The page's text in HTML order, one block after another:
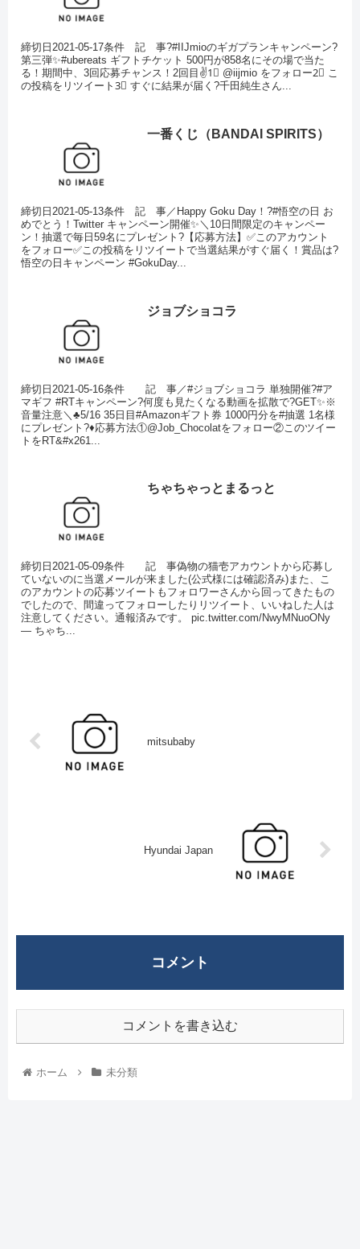
締切日2021-05-17条件 記 事?#IIJmioのギガプランキャンペーン?
第三弾✨#ubereats ギフトチケット 500円が858名にその場で当た
る！期間中、3回応募チャンス！2回目✌1⃣ @iijmio をフォロー2⃣ こ
の投稿をリツイート3⃣ すぐに結果が届く?千田純生さん...
一番くじ（BANDAI SPIRITS）
締切日2021-05-13条件 記 事／Happy Goku Day！?#悟空の日 お
めでとう！Twitter キャンペーン開催✨＼10日間限定のキャンペー
ン！抽選で毎日59名にプレゼント?【応募方法】✅このアカウント
をフォロー✅この投稿をリツイートで当選結果がすぐ届く！賞品は?
悟空の日キャンペーン #GokuDay...
ジョブショコラ
締切日2021-05-16条件 記 事／#ジョブショコラ 単独開催?#ア
マギフ #RTキャンペーン?何度も見たくなる動画を拡散で?GET✨※
音量注意＼♣5/16 35日目#Amazonギフト券 1000円分を#抽選 1名様
にプレゼント?♦応募方法①@Job_Chocolatをフォロー②このツイー
トをRT&#x261...
ちゃちゃっとまるっと
締切日2021-05-09条件 記 事偽物の猫壱アカウントから応募し
ていないのに当選メールが来ました(公式様には確認済み)また、こ
のアカウントの応募ツイートもフォロワーさんから回ってきたもの
でしたので、間違ってフォローしたりリツイート、いいねした人は
注意してください。通報済みです。 pic.twitter.com/NwyMNuoONy
— ちゃち...
mitsubaby
Hyundai Japan
コメント
コメントを書き込む
ホーム 未分類